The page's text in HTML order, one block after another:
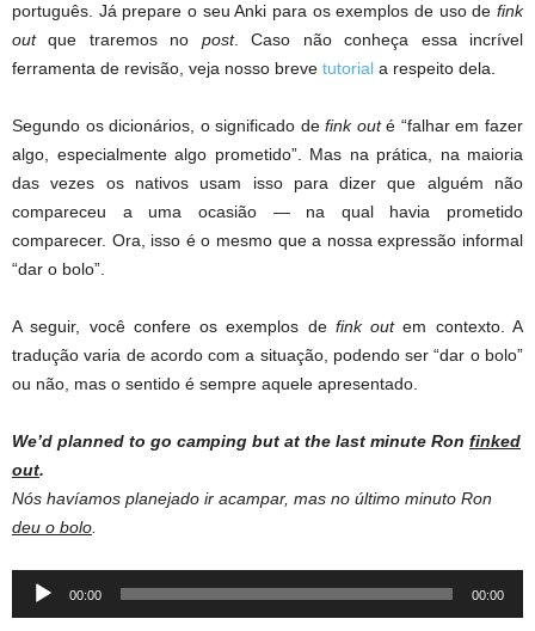
português. Já prepare o seu Anki para os exemplos de uso de fink
outque traremos no post. Caso não conheça essa incrível
ferramenta de revisão, veja nosso breve tutorial a respeito dela.
Segundo os dicionários, o significado defink outé “falhar em fazer
algo, especialmente algo prometido”. Mas na prática, na maioria
das vezes os nativos usam isso para dizer que alguém não
compareceu a uma ocasião — na qual havia prometido
comparecer. Ora, isso é o mesmo que a nossa expressão informal
“dar o bolo”.
A seguir, você confere os exemplos de fink outem contexto. A
tradução varia de acordo com a situação, podendo ser “dar o bolo”
ou não, mas o sentido é sempre aquele apresentado.
We’d planned to go camping but at the last minute Ron finked
out.
Nós havíamos planejado ir acampar, mas no último minuto Ron
deu o bolo
Audio
00:00 00:00